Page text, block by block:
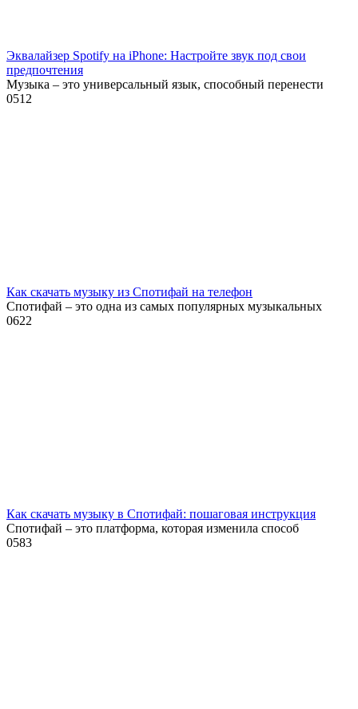
Эквалайзер Spotify на iPhone: Настройте звук под свои
предпочтения
Музыка – это универсальный язык, способный перенести
0512
Как скачать музыку из Спотифай на телефон
Спотифай – это одна из самых популярных музыкальных
0622
Как скачать музыку в Спотифай: пошаговая инструкция
Спотифай – это платформа, которая изменила способ
0583